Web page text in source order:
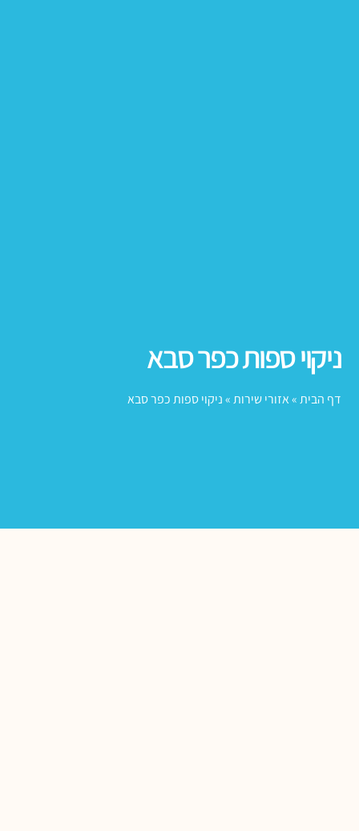
ניקוי ספות כפר סבא
דף הבית»אזורי שירות»ניקוי ספות כפר סבא